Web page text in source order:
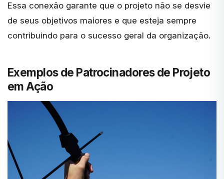
Essa conexão garante que o projeto não se desvie
de seus objetivos maiores e que esteja sempre
contribuindo para o sucesso geral da organização.
Exemplos de Patrocinadores de Projeto
em Ação